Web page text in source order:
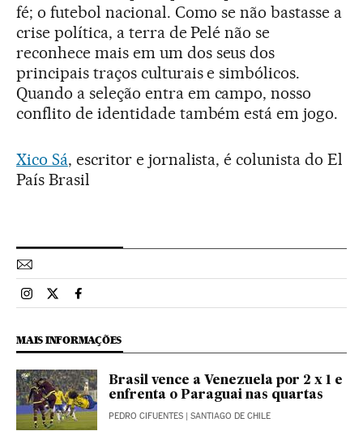
fé; o futebol nacional. Como se não bastasse a
crise política, a terra de Pelé não se
reconhece mais em um dos seus dos
principais traços culturais e simbólicos.
Quando a seleção entra em campo, nosso
conflito de identidade também está em jogo.
Xico Sá, escritor e jornalista, é colunista do El
País Brasil
Esportes El País Brasil en Instagram
Esportes El País Brasil en Twitter
Esportes El País Brasil en Facebook
MAIS INFORMAÇÕES
Brasil vence a Venezuela por 2 x 1 e
enfrenta o Paraguai nas quartas
PEDRO CIFUENTES | SANTIAGO DE CHILE